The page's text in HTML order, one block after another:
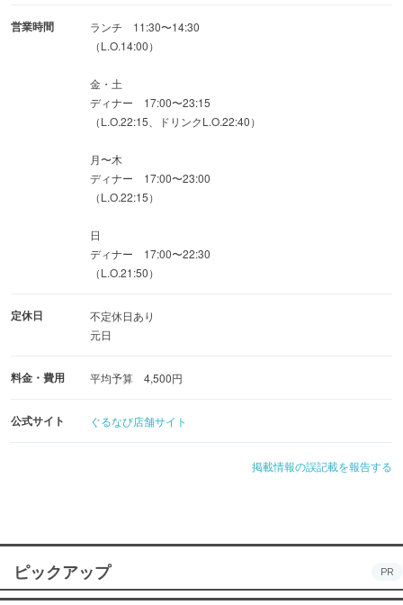
飯
赤出し
甘味 本日のデザート
営業時間
ランチ 11:30〜14:30
（L.O.14:00）
金・土
ディナー 17:00〜23:15
（L.O.22:15、ドリンクL.O.22:40）
月〜木
ディナー 17:00〜23:00
（L.O.22:15）
日
ディナー 17:00〜22:30
（L.O.21:50）
定休日
不定休日あり
元日
料金・費用 平均予算 4,500円
公式サイト ぐるなび店舗サイト
掲載情報の誤記載を報告する
ピックアップ PR